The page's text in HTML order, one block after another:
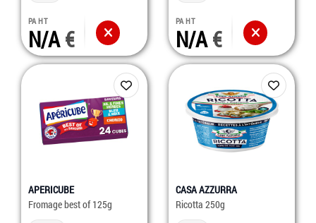
PA HT
N/A
PA HT
N/A
APERICUBE
Fromage best of 125g
CASA AZZURRA
Ricotta 250g